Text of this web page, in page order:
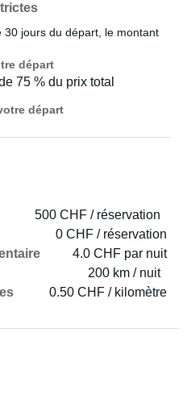
30 jours du départ, le montant
départ
75 % du prix total
départ
500 CHF / réservation
0 CHF / réservation
4.0 CHF par nuit
200 km / nuit
0.50 CHF / kilomètre